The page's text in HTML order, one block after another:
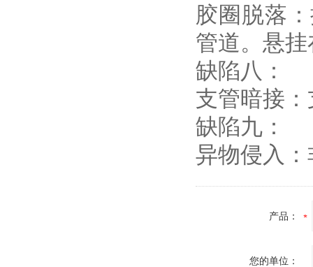
胶圈脱落
管道。悬
缺陷八：
支管暗接
缺陷九：
异物侵入
产品：
您的单位：